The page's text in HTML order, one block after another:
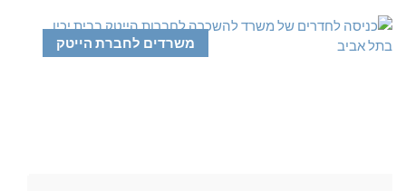
משרדים לחברת הייטק